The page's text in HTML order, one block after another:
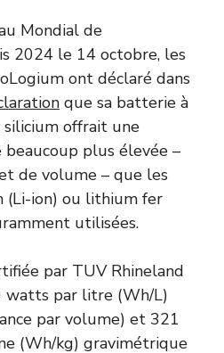
Mondial de
2024 le 14 octobre, les
ont déclaré dans
que sa batterie à
offrait une
plus élevée –
de volume – que les
ion) ou lithium fer
utilisées.
par TUV Rhineland
watts par litre (Wh/L)
par volume) et 321
(Wh/kg) gravimétrique